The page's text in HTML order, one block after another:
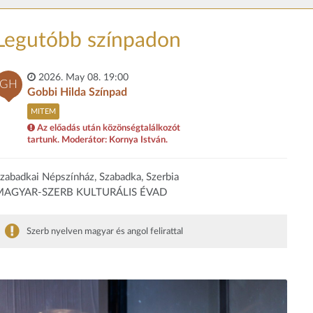
színpadon
2026. May 08. 19:00
Gobbi Hilda Színpad
MITEM
Az előadás után közönségtalálkozót
tartunk. Moderátor: Kornya István.
Népszínház, Szabadka, Szerbia
SZERB KULTURÁLIS ÉVAD
Szerb nyelven magyar és angol felirattal